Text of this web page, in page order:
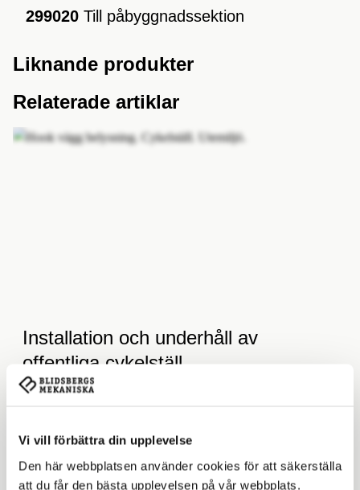
Vi vill förbättra din upplevelse
Den här webbplatsen använder cookies för att säkerställa
att du får den bästa upplevelsen på vår webbplats.
299020 Till påbyggnadssektion
Liknande produkter
Relaterade artiklar
Installation och underhåll av
offentliga cykelställ
2026-02-9­
cykelställ är det inte bara valet av modell som
avgör om satsningen blir lyckad.